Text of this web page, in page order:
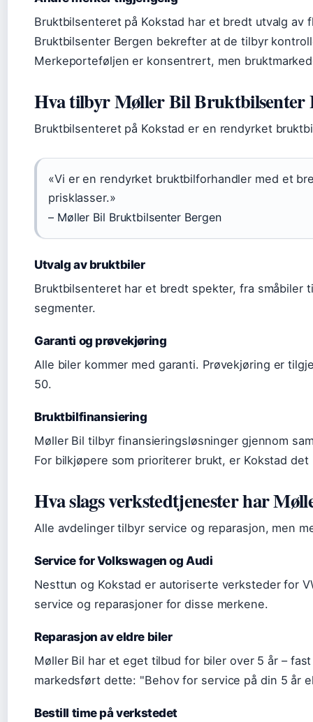
Bruktbilsenteret på Kokstad har et bredt utvalg av
Bruktbilsenter Bergen bekrefter at de tilbyr
Merkeporteføljen er konsentrert, men
Hva tilbyr Møller Bil Bruktbilsenter
Bruktbilsenteret på Kokstad er en rendyrket
«Vi er en rendyrket bruktbilforhandler med et
prisklasser.»
– Møller Bil Bruktbilsenter Bergen
Utvalg av bruktbiler
Bruktbilsenteret har et bredt spekter, fra småbiler
segmenter.
Garanti og prøvekjøring
Alle biler kommer med garanti. Prøvekjøring er
50.
Bruktbilfinansiering
Møller Bil tilbyr finansieringsløsninger gjennom
For bilkjøpere som prioriterer brukt, er Kokstad
Hva slags verkstedtjenester har
Alle avdelinger tilbyr service og reparasjon, men
Service for Volkswagen og Audi
Nesttun og Kokstad er autoriserte verksteder for
service og reparasjoner for disse merkene.
Reparasjon av eldre biler
Møller Bil har et eget tilbud for biler over 5 år –
markedsført dette:
Behov for service på din 5 år
Bestill time på verkstedet